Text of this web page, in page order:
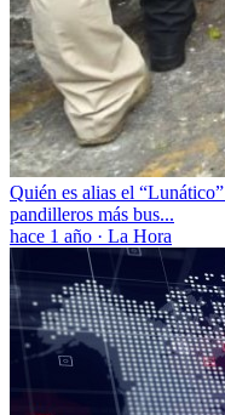
Quién es alias el
pandilleros más bus...
hace 1 año · La Hora